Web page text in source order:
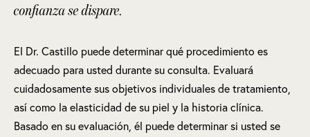
confianza se dispare.
El Dr. Castillo puede determinar qué procedimiento es
adecuado para usted durante su consulta. Evaluará
cuidadosamente sus objetivos individuales de tratamiento,
así como la elasticidad de su piel y la historia clínica.
Basado en su evaluación, él puede determinar si usted se